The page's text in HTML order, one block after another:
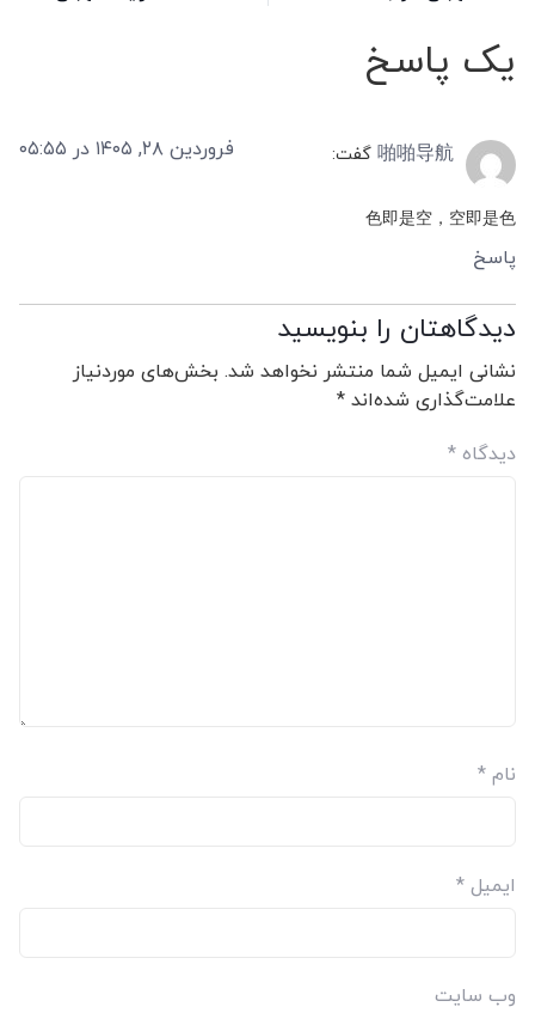
یک پاسخ
啪啪导航 گفت: فروردین ۲۸, ۱۴۰۵ در ۰۵:۵۵
色即是空，空即是色
پاسخ
دیدگاهتان را بنویسید
نشانی ایمیل شما منتشر نخواهد شد. بخش‌های موردنیاز
علامت‌گذاری شده‌اند *
دیدگاه *
نام *
ایمیل *
وب‌ سایت